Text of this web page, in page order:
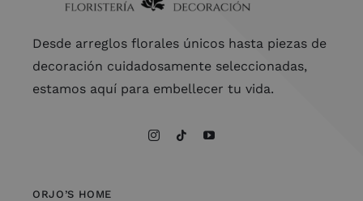
Desde arreglos florales únicos hasta piezas de
decoración cuidadosamente seleccionadas,
estamos aquí para embellecer tu vida.
ORJO’S HOME